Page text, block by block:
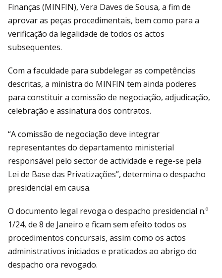
Finanças (MINFIN), Vera Daves de Sousa, a fim de
aprovar as peças procedimentais, bem como para a
verificação da legalidade de todos os actos
subsequentes.
Com a faculdade para subdelegar as competências
descritas, a ministra do MINFIN tem ainda poderes
para constituir a comissão de negociação, adjudicação,
celebração e assinatura dos contratos.
“A comissão de negociação deve integrar
representantes do departamento ministerial
responsável pelo sector de actividade e rege-se pela
Lei de Base das Privatizações”, determina o despacho
presidencial em causa.
O documento legal revoga o despacho presidencial n.º
1/24, de 8 de Janeiro e ficam sem efeito todos os
procedimentos concursais, assim como os actos
administrativos iniciados e praticados ao abrigo do
despacho ora revogado.